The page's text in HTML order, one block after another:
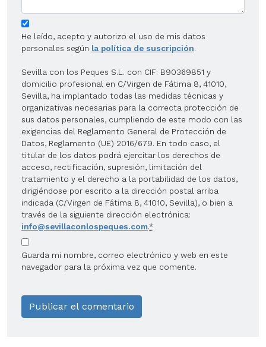
He leído, acepto y autorizo el uso de mis datos
personales según la política de suscripción.
Sevilla con los Peques S.L. con CIF: B90369851 y
domicilio profesional en C/Virgen de Fátima 8, 41010,
Sevilla, ha implantado todas las medidas técnicas y
organizativas necesarias para la correcta protección de
sus datos personales, cumpliendo de este modo con las
exigencias del Reglamento General de Protección de
Datos, Reglamento (UE) 2016/679. En todo caso, el
titular de los datos podrá ejercitar los derechos de
acceso, rectificación, supresión, limitación del
tratamiento y el derecho a la portabilidad de los datos,
dirigiéndose por escrito a la dirección postal arriba
indicada (C/Virgen de Fátima 8, 41010, Sevilla), o bien a
través de la siguiente dirección electrónica:
info@sevillaconlospeques.com.*
Guarda mi nombre, correo electrónico y web en este
navegador para la próxima vez que comente.